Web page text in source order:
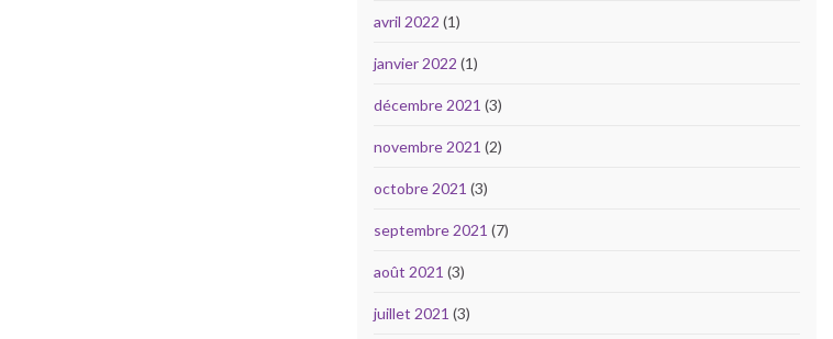
avril 2022 (1)
janvier 2022 (1)
décembre 2021 (3)
novembre 2021 (2)
octobre 2021 (3)
septembre 2021 (7)
août 2021 (3)
juillet 2021 (3)